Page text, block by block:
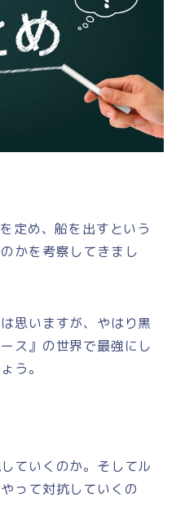
定め、船を出すという
かを考察してきまし
思いますが、やはり黒
ス』の世界で最強にし
う。
ていくのか。そしてル
って対抗していくの